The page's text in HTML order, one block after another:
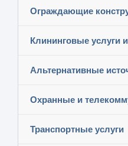
Ограждающие
Клининговые услуги
Альтернативные
Охранные и
Транспортные услуги